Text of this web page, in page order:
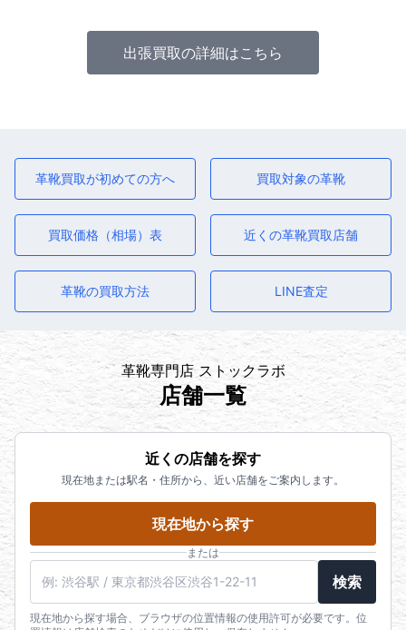
出張買取の詳細はこちら
革靴買取が初めての方へ 買取対象の革靴
買取価格（相場）表 近くの革靴買取店舗
革靴の買取方法 LINE査定
革靴専門店 ストックラボ
店舗一覧
近くの店舗を探す
現在地または駅名・住所から、近い店舗をご案内します。
現在地から探す
または
検索
現在地から探す場合、ブラウザの位置情報の使用許可が必要です。位